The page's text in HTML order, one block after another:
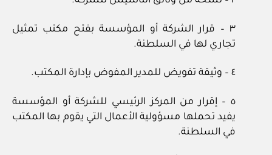
٣ – قرار الشركة أو المؤسسة بفتح مكتب تمثيل
تجاري لها في السلطنة.
٤ – وثيقة تفويض للمدير المفوض بإدارة المكتب.
٥ – إقرار من المركز الرئيسي للشركة أو المؤسسة
يفيد تحملها مسؤولية الأعمال التي يقوم بها المكتب
في السلطنة.